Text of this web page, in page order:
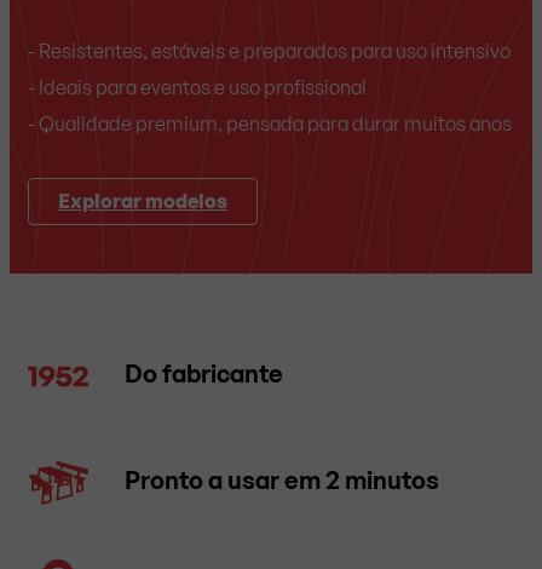
- Resistentes, estáveis e preparados para uso intensivo
- Ideais para eventos e uso profissional
- Qualidade premium, pensada para durar muitos anos
Explorar modelos
Do fabricante
Pronto a usar em 2 minutos